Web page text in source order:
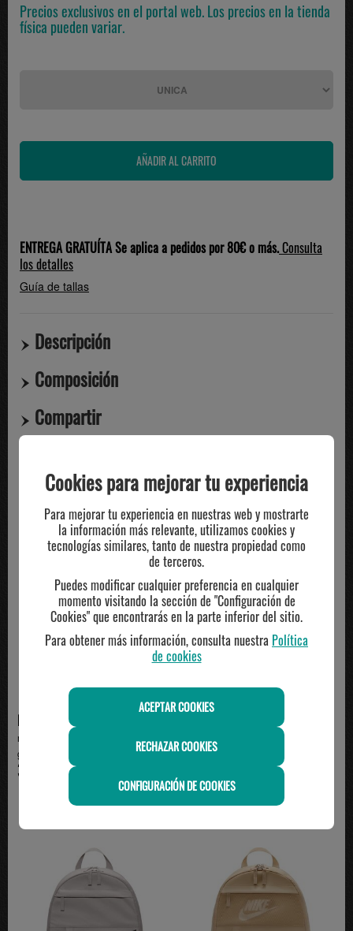
Precios exclusivos en el portal web. Los precios en la tienda
física pueden variar.
ENTREGA GRATUÍTA Se aplica a pedidos por 80€ o más.Consulta
los detalles
Guía de tallas
Descripción
Composición
Compartir
TE PUEDE INTERESAR
NIKE
mochila nike ELEMENTAL (21L),
gris
37.99€
mochila under armour HUSTLE
6.0, camuflaje
Cookies para mejorar tu experiencia
Para mejorar tu experiencia en nuestras web y mostrarte
la información más relevante, utilizamos cookies y
tecnologías similares, tanto de nuestra propiedad como
de terceros.
Puedes modificar cualquier preferencia en cualquier
momento visitando la sección de "Configuración de
Cookies" que encontrarás en la parte inferior del sitio.
Para obtener más información, consulta nuestra Política
de cookies
ACEPTAR COOKIES
RECHAZAR COOKIES
CONFIGURACIÓN DE COOKIES